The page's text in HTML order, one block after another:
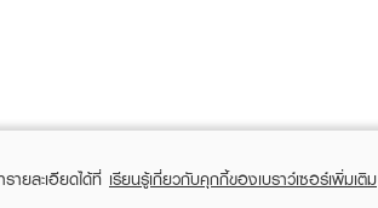
ายละเอียดได้ที่ เรียนรู้เกี่ยวกับคุกกี้ของเบราว์เซอร์เพิ่มเติม